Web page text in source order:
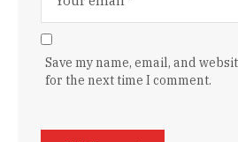
Save my name, email, and
for the next time I comment.